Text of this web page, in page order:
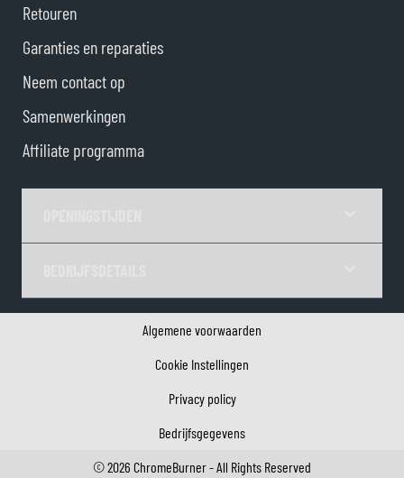
Retouren
Garanties en reparaties
Neem contact op
Samenwerkingen
Affiliate programma
Algemene voorwaarden
Cookie Instellingen
Privacy policy
Bedrijfsgegevens
©2026 ChromeBurner - All Rights Reserved